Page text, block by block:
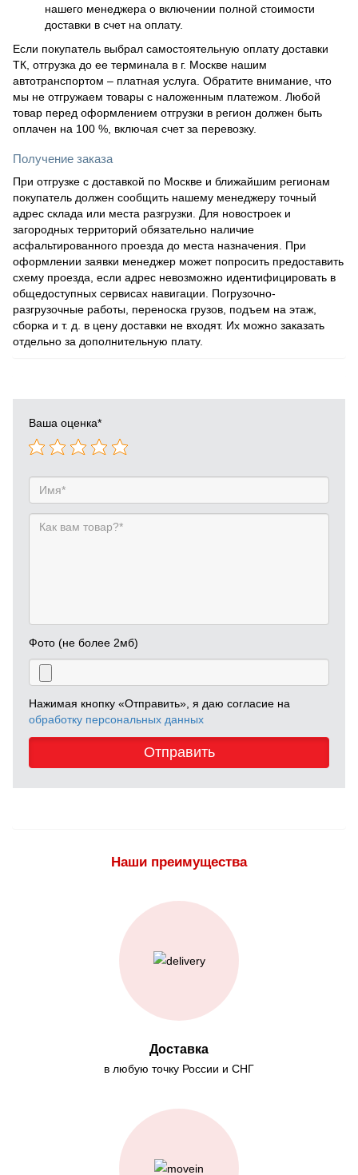
нашего менеджера о включении полной стоимости
доставки в счет на оплату.
Если покупатель выбрал самостоятельную оплату доставки
ТК, отгрузка до ее терминала в г. Москве нашим
автотранспортом – платная услуга. Обратите внимание, что
мы не отгружаем товары с наложенным платежом. Любой
товар перед оформлением отгрузки в регион должен быть
оплачен на 100 %, включая счет за перевозку.
Получение заказа
При отгрузке с доставкой по Москве и ближайшим регионам
покупатель должен сообщить нашему менеджеру точный
адрес склада или места разгрузки. Для новостроек и
загородных территорий обязательно наличие
асфальтированного проезда до места назначения. При
оформлении заявки менеджер может попросить предоставить
схему проезда, если адрес невозможно идентифицировать в
общедоступных сервисах навигации. Погрузочно-
разгрузочные работы, переноска грузов, подъем на этаж,
сборка и т. д. в цену доставки не входят. Их можно заказать
отдельно за дополнительную плату.
Ваша оценка*
Фото (не более 2мб)
Нажимая кнопку «Отправить», я даю согласие на
обработку персональных данных
Отправить
Наши преимущества
Доставка
в любую точку России и СНГ